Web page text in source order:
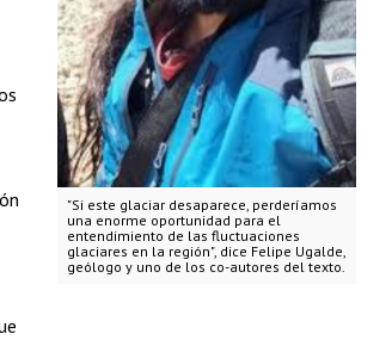
"Si este glaciar desaparece, perderíamos
una enorme oportunidad para el
entendimiento de las fluctuaciones
glaciares en la región", dice Felipe Ugalde,
geólogo y uno de los co-autores del texto.